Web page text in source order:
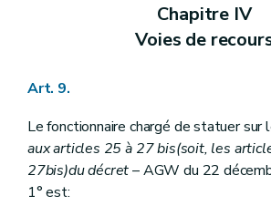
Chapitre IV
Voies de
Art. 9.
Le fonctionnaire chargé de statuer sur
aux articles 25 à 27bis(soit, les
27bis)du décret– AGW du 22
1° est: